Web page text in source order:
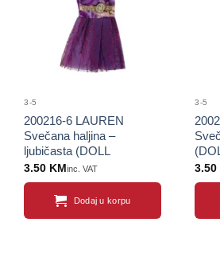
3-5
200216-6 LAUREN
Svečana haljina –
ljubičasta (DOLL
COLLECTION)
3.50 KM inc. VAT
Dodaj u korpu
3-5
3.50